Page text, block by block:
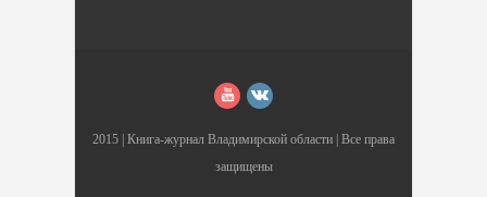
2015 | Книга-журнал Владимирской области | Все права
защищены